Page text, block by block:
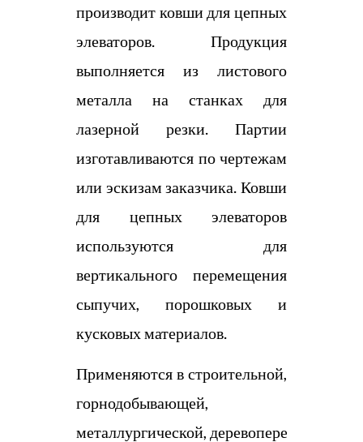
производит ковши для цепных
элеваторов. Продукция
выполняется из листового
металла на станках для
лазерной резки. Партии
изготавливаются по чертежам
или эскизам заказчика. Ковши
для цепных элеваторов
используются для
вертикального перемещения
сыпучих, порошковых и
кусковых материалов.
Применяются в строительной,
горнодобывающей,
металлургической,